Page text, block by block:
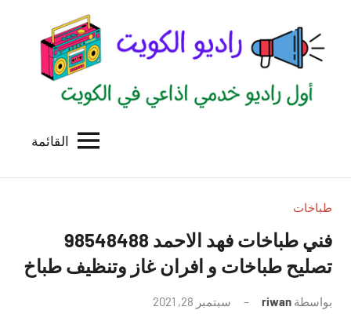
المحتوى
الكويت
للاعلانات
بالكويت
القائمة
طباخات
فني طباخات فهد الاحمد 98548488
تصليح طباخات و افران غاز وتنظيف طباخ
بواسطة riwan سبتمبر 28, 2021